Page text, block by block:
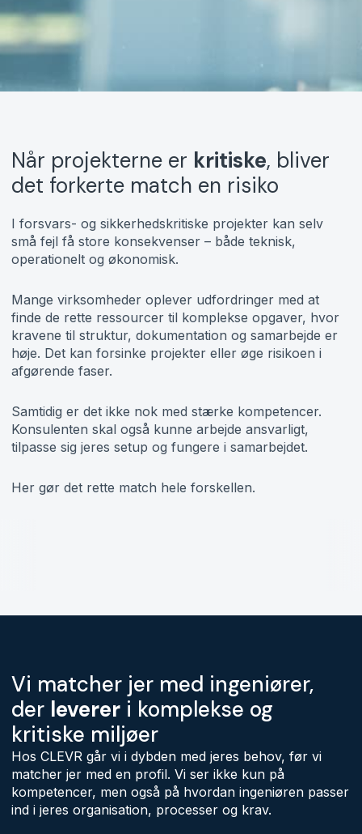
Når projekterne er kritiske, bliver
det forkerte match en risiko
I forsvars- og sikkerhedskritiske projekter kan selv
små fejl få store konsekvenser – både teknisk,
operationelt og økonomisk.
Mange virksomheder oplever udfordringer med at
finde de rette ressourcer til komplekse opgaver, hvor
kravene til struktur, dokumentation og samarbejde er
høje. Det kan forsinke projekter eller øge risikoen i
afgørende faser.
Samtidig er det ikke nok med stærke kompetencer.
Konsulenten skal også kunne arbejde ansvarligt,
tilpasse sig jeres setup og fungere i samarbejdet.
Her gør det rette match hele forskellen.
Vi matcher jer med ingeniører,
der leverer i komplekse og
kritiske miljøer
Hos CLEVR går vi i dybden med jeres behov, før vi
matcher jer med en profil. Vi ser ikke kun på
kompetencer, men også på hvordan ingeniøren passer
ind i jeres organisation, processer og krav.